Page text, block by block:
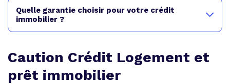
Caution Crédit Logement et
prêt immobilier
Quelle garantie choisir pour votre crédit
immobilier ?